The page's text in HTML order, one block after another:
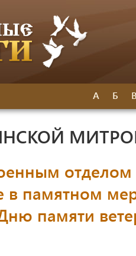
А Б
отделом
в памятном
памяти